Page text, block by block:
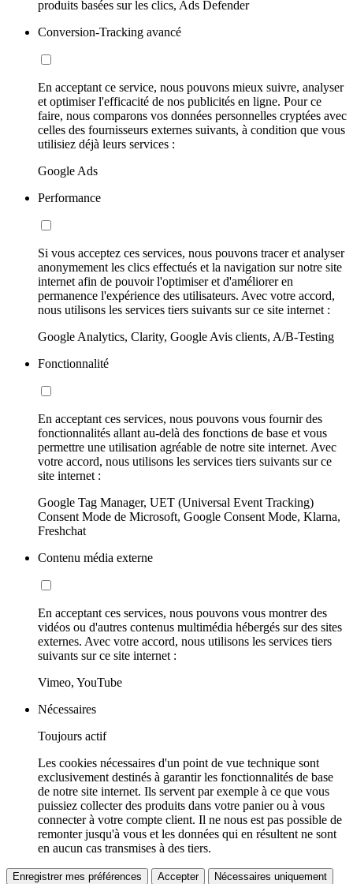
produits basées sur les clics, Ads Defender
Conversion-Tracking avancé
En acceptant ce service, nous pouvons mieux suivre, analyser
et optimiser l'efficacité de nos publicités en ligne. Pour ce
faire, nous comparons vos données personnelles cryptées avec
celles des fournisseurs externes suivants, à condition que vous
utilisiez déjà leurs services :
Google Ads
Performance
Si vous acceptez ces services, nous pouvons tracer et analyser
anonymement les clics effectués et la navigation sur notre site
internet afin de pouvoir l'optimiser et d'améliorer en
permanence l'expérience des utilisateurs. Avec votre accord,
nous utilisons les services tiers suivants sur ce site internet :
Google Analytics, Clarity, Google Avis clients, A/B-Testing
Fonctionnalité
En acceptant ces services, nous pouvons vous fournir des
fonctionnalités allant au-delà des fonctions de base et vous
permettre une utilisation agréable de notre site internet. Avec
votre accord, nous utilisons les services tiers suivants sur ce
site internet :
Google Tag Manager, UET (Universal Event Tracking)
Consent Mode de Microsoft, Google Consent Mode, Klarna,
Freshchat
Contenu média externe
En acceptant ces services, nous pouvons vous montrer des
vidéos ou d'autres contenus multimédia hébergés sur des sites
externes. Avec votre accord, nous utilisons les services tiers
suivants sur ce site internet :
Vimeo, YouTube
Nécessaires
Toujours actif
Les cookies nécessaires d'un point de vue technique sont
exclusivement destinés à garantir les fonctionnalités de base
de notre site internet. Ils servent par exemple à ce que vous
puissiez collecter des produits dans votre panier ou à vous
connecter à votre compte client. Il ne nous est pas possible de
remonter jusqu'à vous et les données qui en résultent ne sont
en aucun cas transmises à des tiers.
Enregistrer mes préférences Accepter Nécessaires uniquement